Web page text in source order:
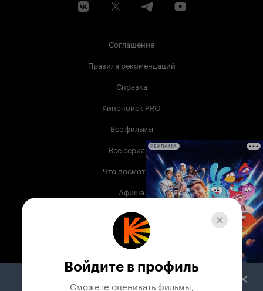
Соглашение
Правила рекомендаций
Справка
Кинопоиск PRO
Все фильмы
Все сериалы
Что посмотреть
Афиша
Музыка
Телепрограмма
Служба поддержки
РЕКЛАМА
Войдите в профиль
Сможете оценивать фильмы,